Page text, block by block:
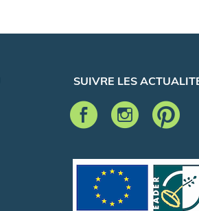
SUIVRE LES